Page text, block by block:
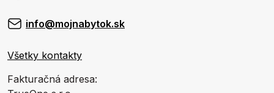
info@mojnabytok.sk
Všetky kontakty
Fakturačná adresa: